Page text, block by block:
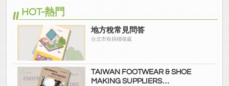
HOT-熱門
地方稅常見問答
台北市稅捐稽徵處
TAIWAN FOOTWEAR & SHOE
MAKING SUPPLIERS